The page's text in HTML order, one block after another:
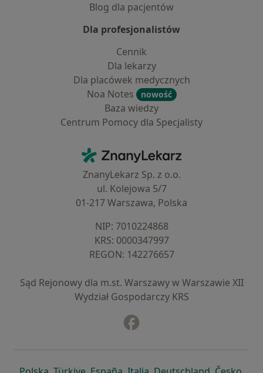
Blog dla pacjentów
Dla profesjonalistów
Cennik
Dla lekarzy
Dla placówek medycznych
Noa Notes
nowość
Baza wiedzy
Centrum Pomocy dla Specjalisty
ZnanyLekarz - Strona główna
ZnanyLekarz Sp. z o.o.
ul. Kolejowa 5/7
01-217 Warszawa, Polska
NIP: ⁠7010224868
KRS: ⁠0000347997
REGON: ⁠142276657
Sąd Rejonowy dla m.st. Warszawy w Warszawie XII
Wydział Gospodarczy KRS